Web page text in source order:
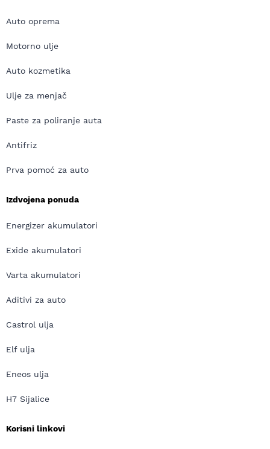
Auto oprema
Motorno ulje
Auto kozmetika
Ulje za menjač
Paste za poliranje auta
Antifriz
Prva pomoć za auto
Izdvojena ponuda
Energizer akumulatori
Exide akumulatori
Varta akumulatori
Aditivi za auto
Castrol ulja
Elf ulja
Eneos ulja
H7 Sijalice
Korisni linkovi